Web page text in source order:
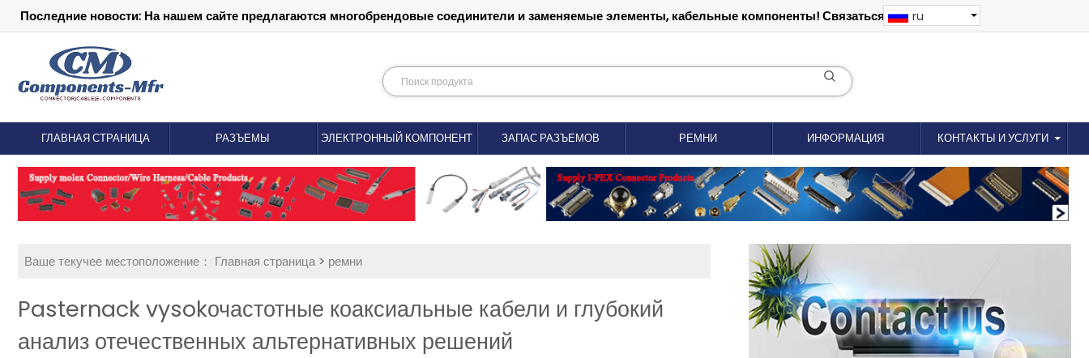
Последние новости: На нашем сайте предлагаются многобрендовые соединители и заменяемые элементы, кабельные компоненты! Связаться: 18012695035
ru
ГЛАВНАЯ СТРАНИЦА РАЗЪЕМЫ ЭЛЕКТРОННЫЙ КОМПОНЕНТ ЗАПАС РАЗЪЕМОВ РЕМНИ ИНФОРМАЦИЯ КОНТАКТЫ И УСЛУГИ
Ваше текучее местоположение： Главная страница> ремни
Pasternack vysokочастотные коаксиальные кабели и глубокий
анализ отечественных альтернативных решений